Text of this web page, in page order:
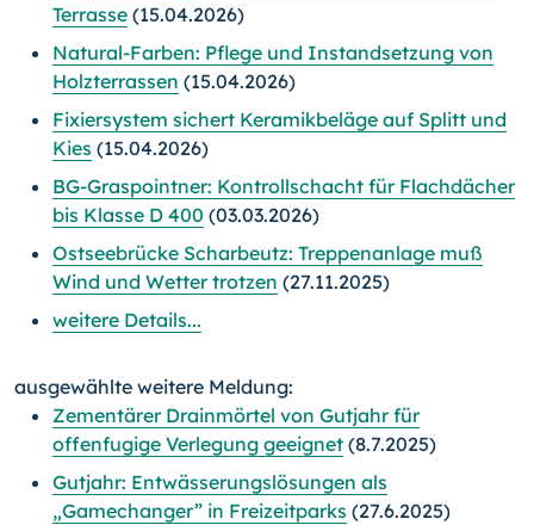
Terrasse (15.04.2026)
Natural-Farben: Pflege und Instandsetzung von
Holzterrassen (15.04.2026)
Fixiersystem sichert Keramikbeläge auf Splitt und
Kies (15.04.2026)
BG-Graspointner: Kontrollschacht für Flachdächer
bis Klasse D 400 (03.03.2026)
Ostseebrücke Scharbeutz: Treppenanlage muß
Wind und Wetter trotzen (27.11.2025)
weitere Details...
ausgewählte weitere Meldung:
Zementärer Drainmörtel von Gutjahr für
offenfugige Verlegung geeignet (8.7.2025)
Gutjahr: Entwässerungslösungen als
„Gamechanger” in Freizeitparks (27.6.2025)